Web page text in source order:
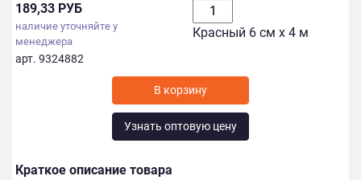
189,33 РУБ
наличие уточняйте у
менеджера
арт. 9324882
Красный 6 см х 4 м
Узнать оптовую цену
Краткое описание товара